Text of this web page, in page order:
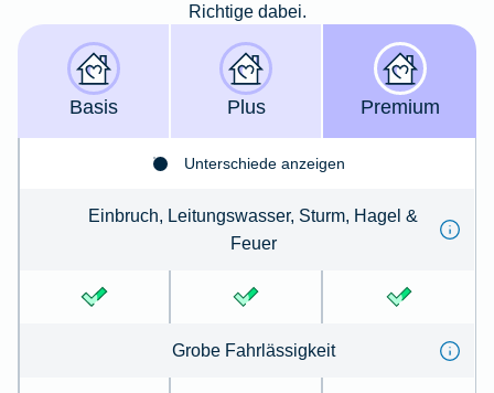
Richtige dabei.
Basis Plus Premium
Unterschiede anzeigen
Einbruch, Leitungswasser, Sturm, Hagel &
Feuer
Grobe Fahrlässigkeit